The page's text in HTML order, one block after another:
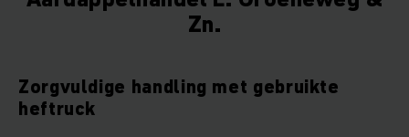
Zn.
Zorgvuldige handling met gebruikte
heftruck